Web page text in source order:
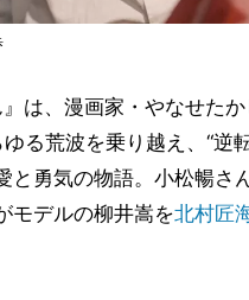
は、漫画家・やなせた
る荒波を乗り越え、“逆
と勇気の物語。小松暢さ
モデルの柳井嵩を北村匠